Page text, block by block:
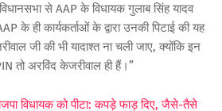
से AAP के विधायक गुलाब सिंह यादव
के ही कार्यकर्ताओं के द्वारा उनकी पिटाई की यह
जी की भी यादाश्त ना चली जाए, क्योंकि इन
तो अरविंद केजरीवाल ही हैं।”
विधायक को पीटा: कपड़े फाड़ दिए, जैसे-तैसे